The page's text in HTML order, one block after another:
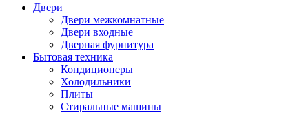
Двери
Двери межкомнатные
Двери входные
Дверная фурнитура
Бытовая техника
Кондиционеры
Холодильники
Плиты
Стиральные машины